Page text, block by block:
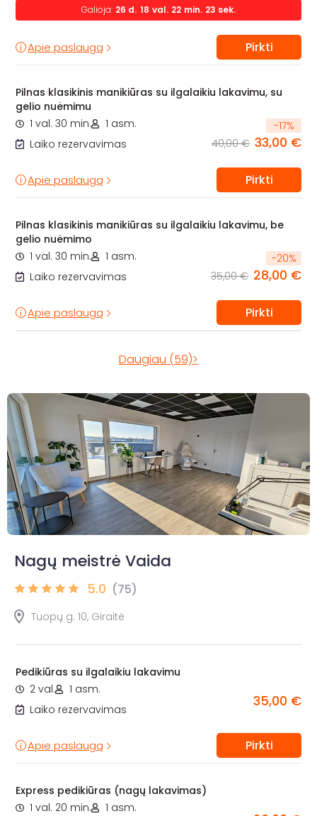
Galioja: 26 d. 18 val. 22 min. 22 sek.
Apie paslaugą Pirkti
Pilnas klasikinis manikiūras su ilgalaikiu lakavimu, su
gelio nuėmimu
1 val. 30 min.
1 asm.
Laiko rezervavimas
-17%
40,00 € 33,00 €
Apie paslaugą Pirkti
Pilnas klasikinis manikiūras su ilgalaikiu lakavimu, be
gelio nuėmimo
1 val. 30 min.
1 asm.
Laiko rezervavimas
-20%
35,00 € 28,00 €
Apie paslaugą Pirkti
Daugiau (59)>
Nagų meistrė Vaida
5.0 (75)
Tuopų g. 10, Giraitė
Pedikiūras su ilgalaikiu lakavimu
2 val.
1 asm.
Laiko rezervavimas
35,00 €
Apie paslaugą Pirkti
Express pedikiūras (nagų lakavimas)
1 val. 20 min.
1 asm.